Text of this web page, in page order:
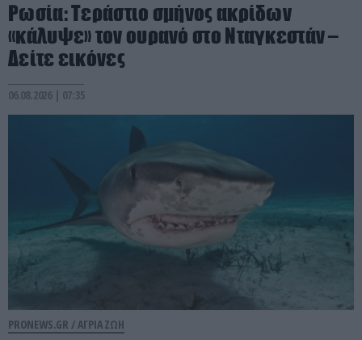
Ρωσία: Τεράστιο σμήνος ακρίδων
«κάλυψε» τον ουρανό στο Νταγκεστάν –
Δείτε εικόνες
06.08.2026 | 07:35
PRONEWS.GR /ΑΓΡΙΑ ΖΩΗ